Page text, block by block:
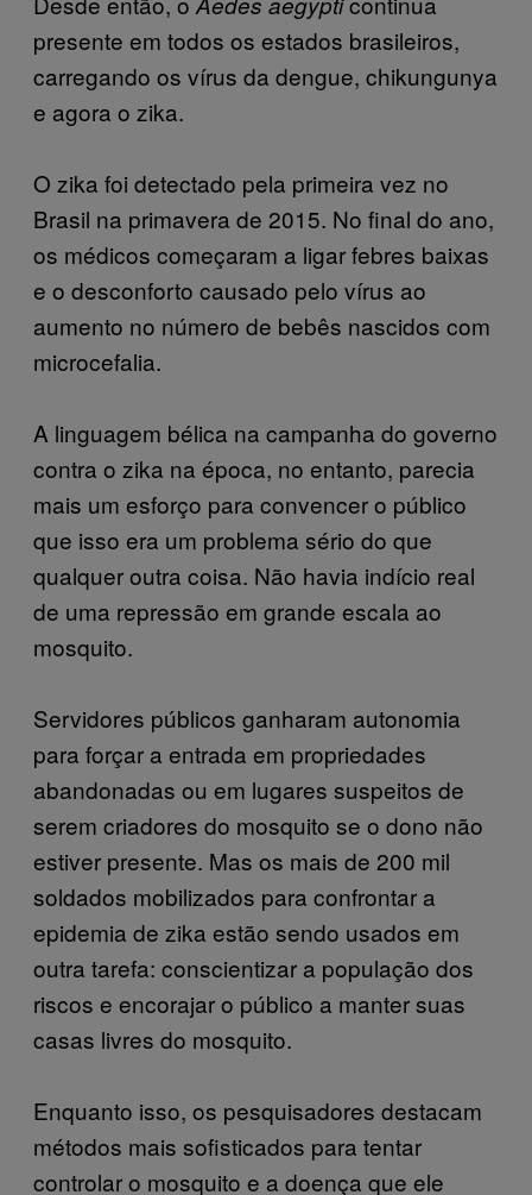
presente em todos os estados brasileiros,
carregando os vírus da dengue, chikungunya
e agora o zika.
O zika foi detectado pela primeira vez no
Brasil na primavera de 2015. No final do ano,
os médicos começaram a ligar febres baixas
e o desconforto causado pelo vírus ao
aumento no número de bebês nascidos com
microcefalia.
A linguagem bélica na campanha do governo
contra o zika na época, no entanto, parecia
mais um esforço para convencer o público
que isso era um problema sério do que
qualquer outra coisa. Não havia indício real
de uma repressão em grande escala ao
mosquito.
Servidores públicos ganharam autonomia
para forçar a entrada em propriedades
abandonadas ou em lugares suspeitos de
serem criadores do mosquito se o dono não
estiver presente. Mas os mais de 200 mil
soldados mobilizados para confrontar a
epidemia de zika estão sendo usados em
outra tarefa: conscientizar a população dos
riscos e encorajar o público a manter suas
casas livres do mosquito.
Enquanto isso, os pesquisadores destacam
métodos mais sofisticados para tentar
controlar o mosquito e a doença que ele